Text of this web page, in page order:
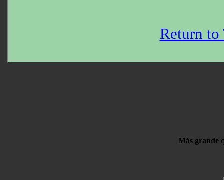
Return to
Más grande